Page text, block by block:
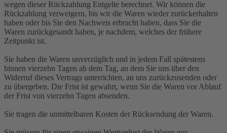
wegen dieser Rückzahlung Entgelte berechnet. Wir können die
Rückzahlung verweigern, bis wir die Waren wieder zurückerhalten
haben oder bis Sie den Nachweis erbracht haben, dass Sie die
Waren zurückgesandt haben, je nachdem, welches der frühere
Zeitpunkt ist.
Sie haben die Waren unverzüglich und in jedem Fall spätestens
binnen vierzehn Tagen ab dem Tag, an dem Sie uns über den
Widerruf dieses Vertrags unterrichten, an uns zurückzusenden oder
zu übergeben. Die Frist ist gewahrt, wenn Sie die Waren vor Ablauf
der Frist von vierzehn Tagen absenden.
Sie tragen die unmittelbaren Kosten der Rücksendung der Waren.